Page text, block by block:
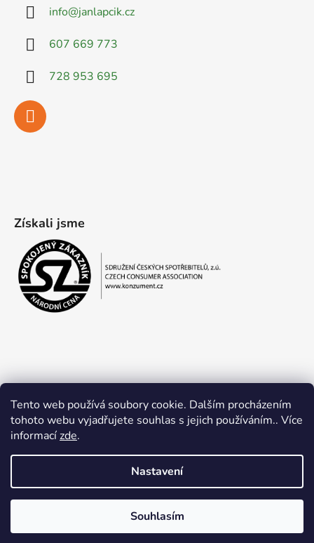
Tento web používá soubory cookie. Dalším procházením
tohoto webu vyjadřujete souhlas s jejich používáním.. Více
informacízde.
Nastavení
Souhlasím
info@janlapcik.cz
607 669 773
728 953 695
Získali jsme
Obchodní podmínky Ochrana osobních údajů
Vytvořil Shoptet
Copyright 2026Jan Lapčík. Všechna práva vyhrazena.